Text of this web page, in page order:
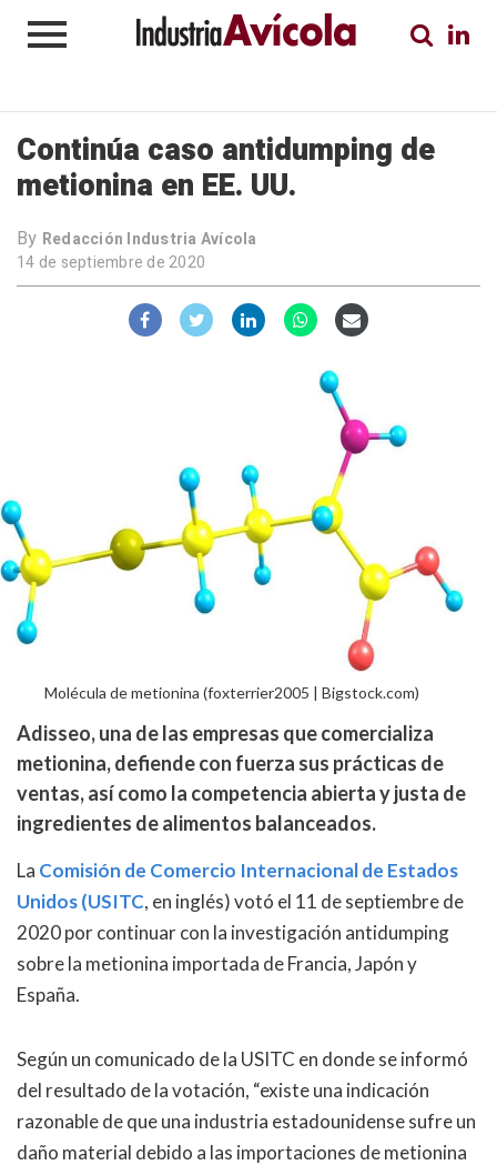
Continúa caso antidumping de
metionina en EE. UU.
By Redacción Industria Avícola
14 de septiembre de 2020
Molécula de metionina (foxterrier2005 | Bigstock.com)
Adisseo, una de las empresas que comercializa
metionina, defiende con fuerza sus prácticas de
ventas, así como la competencia abierta y justa de
ingredientes de alimentos balanceados.
La Comisión de Comercio Internacional de Estados
Unidos (USITC, en inglés) votó el 11 de septiembre de
2020 por continuar con la investigación antidumping
sobre la metionina importada de Francia, Japón y
España.
Según un comunicado de la USITC en donde se informó
del resultado de la votación, “existe una indicación
razonable de que una industria estadounidense sufre un
daño material debido a las importaciones de metionina